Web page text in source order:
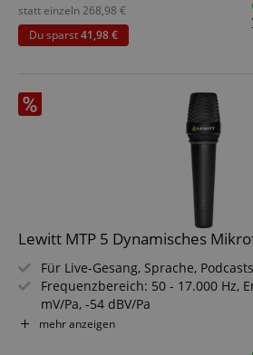
Sparset inklusive Mikrofon,
XLR-Kabel
statt einzeln268,98 €
Du sparst41,98 €
Lewitt MTP 5 Dynamisches
Für Live-Gesang, Sprache,
Frequenzbereich: 50 - 17.000 Hz,
mV/Pa, -54 dBV/Pa
Hervorragende Klarheit und
mehr anzeigen